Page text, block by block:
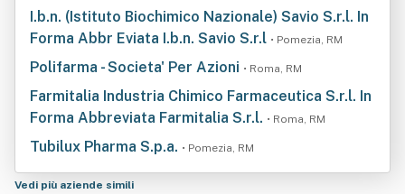
I.b.n. (Istituto Biochimico Nazionale) Savio S.r.l. In
Forma Abbr Eviata I.b.n. Savio S.r.l • Pomezia, RM
Polifarma - Societa' Per Azioni • Roma, RM
Farmitalia Industria Chimico Farmaceutica S.r.l. In
Forma Abbreviata Farmitalia S.r.l. • Roma, RM
Tubilux Pharma S.p.a. • Pomezia, RM
Vedi più aziende simili